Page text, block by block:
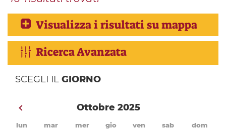
Visualizza i risultati su mappa
Ricerca Avanzata
SCEGLI IL GIORNO
Ottobre 2025
lun mar mer gio ven sab dom